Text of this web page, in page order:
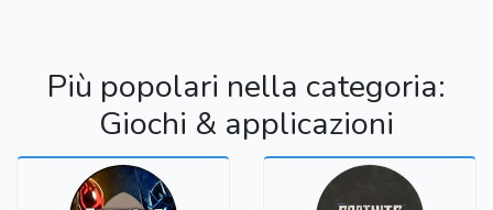
Più popolari nella categoria:
Giochi & applicazioni